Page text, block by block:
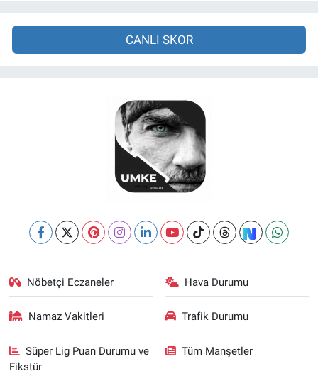
CANLI SKOR
Nöbetçi Eczaneler Hava Durumu
Namaz Vakitleri Trafik Durumu
Süper Lig Puan Durumu ve
Fikstür
Tüm Manşetler